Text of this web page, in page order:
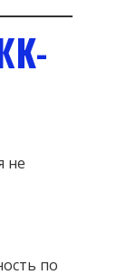
не
по